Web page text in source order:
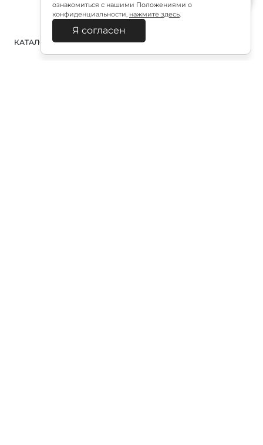
КАТАЛОГ ПОИСК
ознакомиться с нашими Положениями о
конфиденциальности, нажмите здесь.
Я согласен